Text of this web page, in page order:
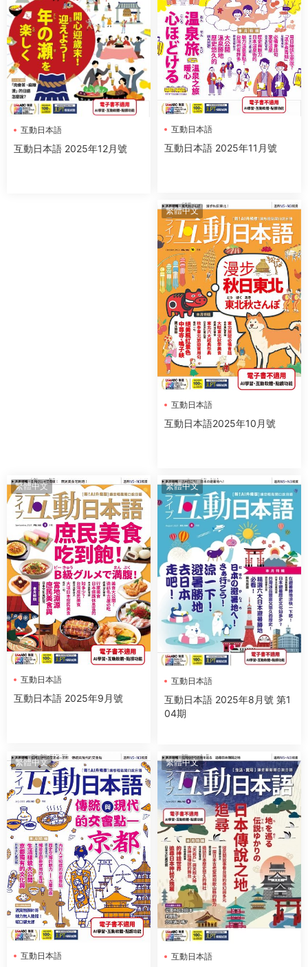
互動日本語
互動日本語 2025年12月號
互動日本語
互動日本語 2025年11月號
繁體中文
互動日本語
互動日本語2025年10月號
繁體中文
互動日本語
互動日本語 2025年9月號
繁體中文
互動日本語
互動日本語 2025年8月號 第1
04期
繁體中文
互動日本語
繁體中文
互動日本語